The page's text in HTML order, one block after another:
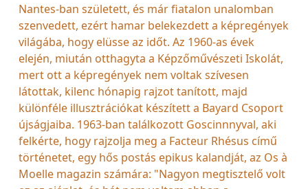
Nantes-ban született, és már fiatalon unalomban
szenvedett, ezért hamar belekezdett a képregények
világába, hogy elüsse az időt. Az 1960-as évek
elején, miután otthagyta a Képzőművészeti Iskolát,
mert ott a képregények nem voltak szívesen
látottak, kilenc hónapig rajzot tanított, majd
különféle illusztrációkat készített a Bayard Csoport
újságjaiba. 1963-ban találkozott Goscinnnyval, aki
felkérte, hogy rajzolja meg a Facteur Rhésus című
történetet, egy hős postás epikus kalandját, az Os à
Moelle magazin számára: "Nagyon megtisztelő volt